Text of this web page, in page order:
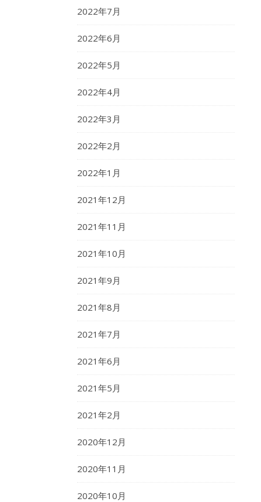
2022年7月
2022年6月
2022年5月
2022年4月
2022年3月
2022年2月
2022年1月
2021年12月
2021年11月
2021年10月
2021年9月
2021年8月
2021年7月
2021年6月
2021年5月
2021年2月
2020年12月
2020年11月
2020年10月